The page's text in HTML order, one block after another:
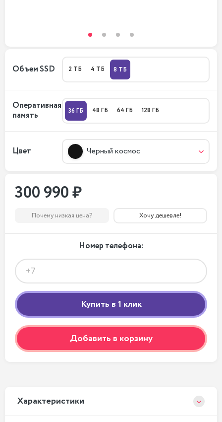
Объем SSD 2 ТБ 4 ТБ 8 ТБ
Оперативная
память
36 ГБ 48 ГБ 64 ГБ 128 ГБ
Цвет Черный космос
300 990 ₽
Почему низкая цена? Хочу дешевле!
Номер телефона:
Добавить в корзину
Xарактеристики